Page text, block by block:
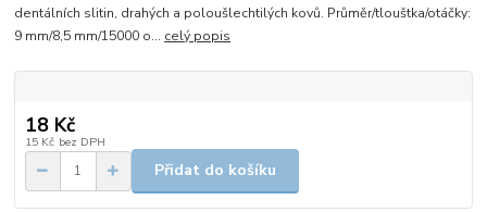
dentálních slitin, drahých a poloušlechtilých kovů. Průměr/tlouštka/otáčky:
9 mm/8,5 mm/15000 o... celý popis
18 Kč
15 Kč bez DPH
Přidat do košíku